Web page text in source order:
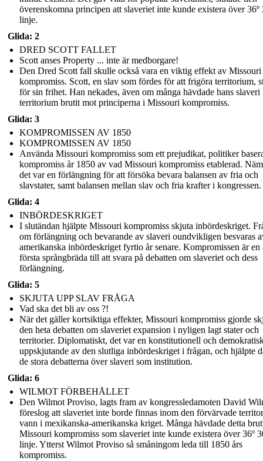
överenskomna principen att slaveriet inte kunde existera över 36º
linje.
Glida: 2
DRED SCOTT FALLET
Scott anses Property ... inte är medborgare!
Den Dred Scott fall skulle också vara en viktig effekt av Missouri
kompromiss. Scott, en slav som fördes för att frigöra territorium,
för sin frihet. Han nekades, även om många hävdade hans
territorium brutit mot principerna i Missouri kompromiss.
Glida: 3
KOMPROMISSEN AV 1850
KOMPROMISSEN AV 1850
Använda Missouri kompromiss som ett prejudikat, politiker
kompromiss år 1850 av vad Missouri kompromiss etablerad.
det var en förlängning för att försöka bevara balansen av fria och
slavstater, samt balansen mellan slav och fria krafter i kongressen.
Glida: 4
INBÖRDESKRIGET
I slutändan hjälpte Missouri kompromiss skjuta inbördeskriget.
om förlängning och bevarande av slaveri oundvikligen besvaras
amerikanska inbördeskriget fyrtio år senare. Kompromissen är en
första språngbräda till att svara på debatten om slaveriet och dess
förlängning.
Glida: 5
SKJUTA UPP SLAV FRÅGA
Vad ska det bli av oss ?!
När det gäller kortsiktiga effekter, Missouri kompromiss gjorde
den heta debatten om slaveriet expansion i nyligen lagt stater och
territorier. Diplomatiskt, det var en konstitutionell och
uppskjutande av den slutliga inbördeskriget i frågan, och hjälpte
de stora debatterna över slaveri som institution.
Glida: 6
WILMOT FÖRBEHÅLLET
Den Wilmot Proviso, lagts fram av kongressledamoten David
föreslog att slaveriet inte borde finnas inom den förvärvade
vann i mexikanska-amerikanska kriget. Många hävdade detta
Missouri kompromiss som slaveriet inte kunde existera över 36º
linje. Ytterst Wilmot Proviso så småningom leda till 1850 års
kompromiss.